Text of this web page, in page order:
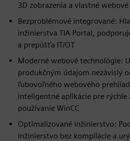
3D zobrazenia a vlastné
Bezproblémové integrované:
inžinierstva TIA Portal,
a prepúšťa IT/OT
Moderné webové technológie:
produkčným údajom nezávislý
ľubovoľného webového
inteligentné aplikácie pre rýchle
používanie WinCC
Optimalizované inžinierstvo:
inžinierstvo bez kompilácie a